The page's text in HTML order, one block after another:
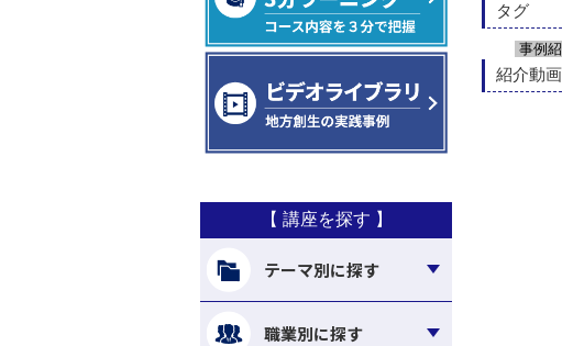
【 講座を探す 】
テーマ別に探す
職業別に探す
タグ
事例
紹介動画